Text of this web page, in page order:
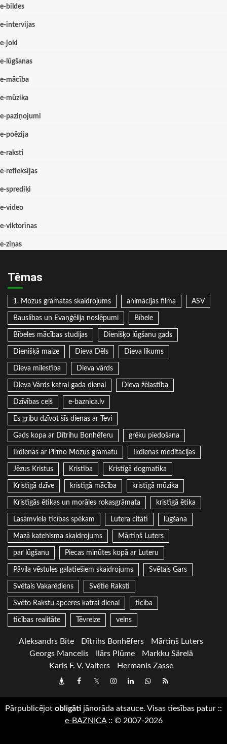
e-bildes
e-intervijas
e-joki
e-lūgšanas
e-mācība
e-mūzika
e-paziņojumi
e-poēzija
e-raksti
e-refleksijas
e-sprediķi
e-video
e-viktorīnas
e-ziņas
Tēmas
1. Mozus grāmatas skaidrojums animācijas filma ASV
Bauslības un Evaņģēlija noslēpumi Bībele
Bībeles mācības studijas Dienišķo lūgšanu gads
Dienišķā maize Dieva Dēls Dieva likums
Dieva mīlestība Dieva vārds
Dieva Vārds katrai gada dienai Dieva žēlastība
Dzīvības ceļš e-baznica.lv
Es gribu dzīvot šīs dienas ar Tevi
Gads kopa ar Dītrihu Bonhēferu grēku piedošana
Ikdienas ar Pirmo Mozus grāmatu Ikdienas meditācijas
Jēzus Kristus Kristība Kristīgā dogmatika
Kristīgā dzīve kristīgā mācība kristīgā mūzika
Kristīgās ētikas un morāles rokasgrāmata kristīgā ētika
Lasāmviela ticības spēkam Lutera citāti lūgšana
Mazā katehisma skaidrojums Mārtiņš Luters
par lūgšanu Piecas minūtes kopā ar Luteru
Pāvila vēstules galatiešiem skaidrojums Svētais Gars
Svētais Vakarēdiens Svētie Raksti
Svēto Rakstu apceres katrai dienai ticība
ticības realitāte Tēvreize velns
Aleksandrs Bite Dītrihs Bonhēfers
Mārtiņš Luters
Georgs Mancelis
Ilārs Plūme
Markku Särelä
Karls F. V. Valters
Hermanis Zasse
DraugiemFacebook
TwitterInstagram
LinkedInwhatsapp
RSS
Pārpublicējot obligāti jānorāda atsauce. Visas tiesības patur ::
e-BAZNICA:: © 2007-2026